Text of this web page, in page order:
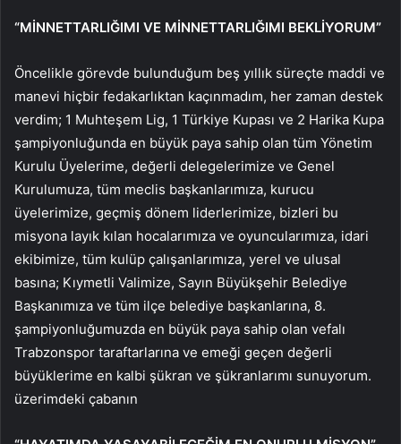
“MİNNETTARLIĞIMI VE MİNNETTARLIĞIMI BEKLİYORUM”
Öncelikle görevde bulunduğum beş yıllık süreçte maddi ve
manevi hiçbir fedakarlıktan kaçınmadım, her zaman destek
verdim; 1 Muhteşem Lig, 1 Türkiye Kupası ve 2 Harika Kupa
şampiyonluğunda en büyük paya sahip olan tüm Yönetim
Kurulu Üyelerime, değerli delegelerimize ve Genel
Kurulumuza, tüm meclis başkanlarımıza, kurucu
üyelerimize, geçmiş dönem liderlerimize, bizleri bu
misyona layık kılan hocalarımıza ve oyuncularımıza, idari
ekibimize, tüm kulüp çalışanlarımıza, yerel ve ulusal
basına; Kıymetli Valimize, Sayın Büyükşehir Belediye
Başkanımıza ve tüm ilçe belediye başkanlarına, 8.
şampiyonluğumuzda en büyük paya sahip olan vefalı
Trabzonspor taraftarlarına ve emeği geçen değerli
büyüklerime en kalbi şükran ve şükranlarımı sunuyorum.
üzerimdeki çabanın